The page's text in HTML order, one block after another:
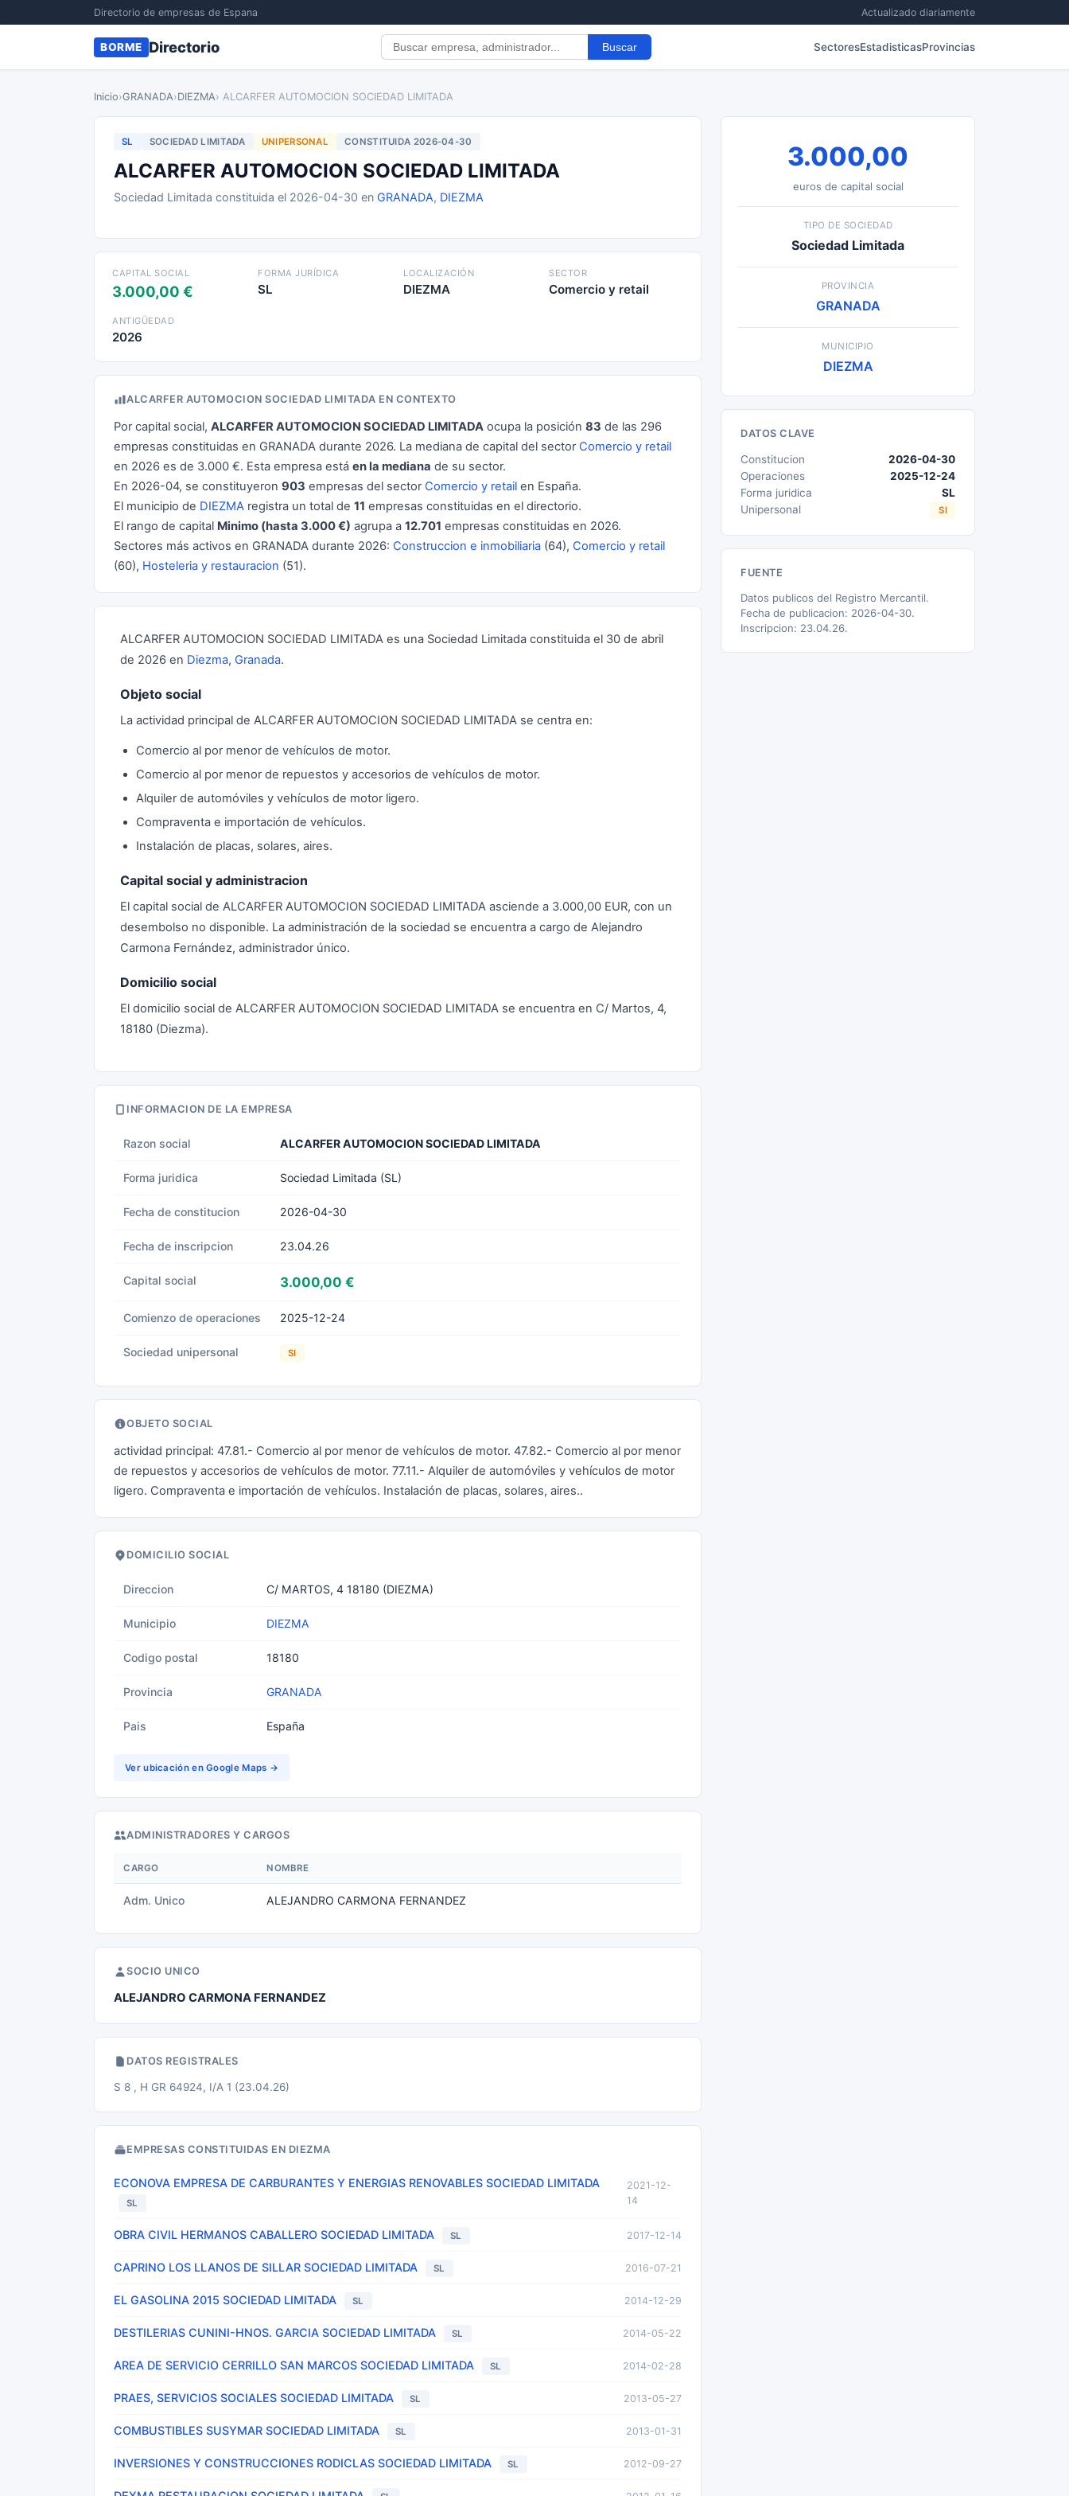
Directorio de empresas de Espana Actualizado diariamente
BORME Directorio Buscar SectoresEstadisticasProvincias
Inicio›GRANADA›DIEZMA› ALCARFER AUTOMOCION SOCIEDAD LIMITADA
SL SOCIEDAD LIMITADA UNIPERSONAL CONSTITUIDA 2026-04-30
ALCARFER AUTOMOCION SOCIEDAD LIMITADA
Sociedad Limitada constituida el 2026-04-30 en GRANADA, DIEZMA
CAPITAL SOCIAL
3.000,00 €
FORMA JURÍDICA
SL
LOCALIZACIÓN
DIEZMA
SECTOR
Comercio y retail
ANTIGÜEDAD
2026
ALCARFER AUTOMOCION SOCIEDAD LIMITADA EN CONTEXTO
Por capital social, ALCARFER AUTOMOCION SOCIEDAD LIMITADA ocupa la posición 83 de las 296
empresas constituidas en GRANADA durante 2026. La mediana de capital del sector Comercio y retail
en 2026 es de 3.000 €. Esta empresa está en la mediana de su sector.
En 2026-04, se constituyeron 903 empresas del sector Comercio y retail en España.
El municipio de DIEZMA registra un total de 11 empresas constituidas en el directorio.
El rango de capital Minimo (hasta 3.000 €) agrupa a 12.701 empresas constituidas en 2026.
Sectores más activos en GRANADA durante 2026: Construccion e inmobiliaria (64), Comercio y retail
(60), Hosteleria y restauracion (51).
ALCARFER AUTOMOCION SOCIEDAD LIMITADA es una Sociedad Limitada constituida el 30 de abril
de 2026 en Diezma, Granada.
Objeto social
La actividad principal de ALCARFER AUTOMOCION SOCIEDAD LIMITADA se centra en:
Comercio al por menor de vehículos de motor.
Comercio al por menor de repuestos y accesorios de vehículos de motor.
Alquiler de automóviles y vehículos de motor ligero.
Compraventa e importación de vehículos.
Instalación de placas, solares, aires.
Capital social y administracion
El capital social de ALCARFER AUTOMOCION SOCIEDAD LIMITADA asciende a 3.000,00 EUR, con un
desembolso no disponible. La administración de la sociedad se encuentra a cargo de Alejandro
Carmona Fernández, administrador único.
Domicilio social
El domicilio social de ALCARFER AUTOMOCION SOCIEDAD LIMITADA se encuentra en C/ Martos, 4,
18180 (Diezma).
INFORMACION DE LA EMPRESA
Razon social ALCARFER AUTOMOCION SOCIEDAD LIMITADA
Forma juridica Sociedad Limitada (SL)
Fecha de constitucion 2026-04-30
Fecha de inscripcion 23.04.26
Capital social 3.000,00 €
Comienzo de operaciones 2025-12-24
Sociedad unipersonal SI
OBJETO SOCIAL
actividad principal: 47.81.- Comercio al por menor de vehículos de motor. 47.82.- Comercio al por menor
de repuestos y accesorios de vehículos de motor. 77.11.- Alquiler de automóviles y vehículos de motor
ligero. Compraventa e importación de vehículos. Instalación de placas, solares, aires..
DOMICILIO SOCIAL
Direccion C/ MARTOS, 4 18180 (DIEZMA)
Municipio DIEZMA
Codigo postal 18180
Provincia GRANADA
Pais España
Ver ubicación en Google Maps →
ADMINISTRADORES Y CARGOS
CARGO NOMBRE
Adm. Unico ALEJANDRO CARMONA FERNANDEZ
SOCIO UNICO
ALEJANDRO CARMONA FERNANDEZ
DATOS REGISTRALES
S 8 , H GR 64924, I/A 1 (23.04.26)
EMPRESAS CONSTITUIDAS EN DIEZMA
ECONOVA EMPRESA DE CARBURANTES Y ENERGIAS RENOVABLES SOCIEDAD LIMITADA
SL
2021-12-
14
OBRA CIVIL HERMANOS CABALLERO SOCIEDAD LIMITADA SL 2017-12-14
CAPRINO LOS LLANOS DE SILLAR SOCIEDAD LIMITADA SL 2016-07-21
EL GASOLINA 2015 SOCIEDAD LIMITADA SL 2014-12-29
DESTILERIAS CUNINI-HNOS. GARCIA SOCIEDAD LIMITADA SL 2014-05-22
AREA DE SERVICIO CERRILLO SAN MARCOS SOCIEDAD LIMITADA SL 2014-02-28
PRAES, SERVICIOS SOCIALES SOCIEDAD LIMITADA SL 2013-05-27
COMBUSTIBLES SUSYMAR SOCIEDAD LIMITADA SL 2013-01-31
INVERSIONES Y CONSTRUCCIONES RODICLAS SOCIEDAD LIMITADA SL 2012-09-27
3.000,00
euros de capital social
TIPO DE SOCIEDAD
Sociedad Limitada
PROVINCIA
GRANADA
MUNICIPIO
DIEZMA
DATOS CLAVE
Constitucion
2026-04-30
Operaciones
2025-12-24
Forma juridica
SL
Unipersonal
SI
FUENTE
Datos publicos del Registro Mercantil.
Fecha de publicacion: 2026-04-30.
Inscripcion: 23.04.26.